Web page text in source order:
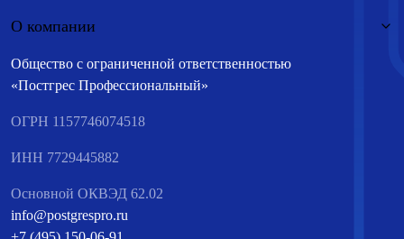
Общество с ограниченной ответственностью
«Постгрес Профессиональный»
ОГРН 1157746074518
ИНН 7729445882
Основной ОКВЭД 62.02
info@postgrespro.ru
О компании